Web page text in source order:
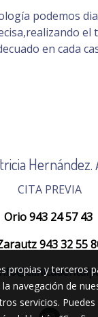
podemos
el
en cada
Hernández.
CITA PREVIA
Orio 943 24 57 43
943 32 55
propias y terceros
navegación de
servicios.